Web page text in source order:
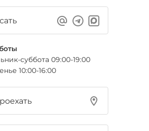
суббота 09:00-19:00
10:00-16:00